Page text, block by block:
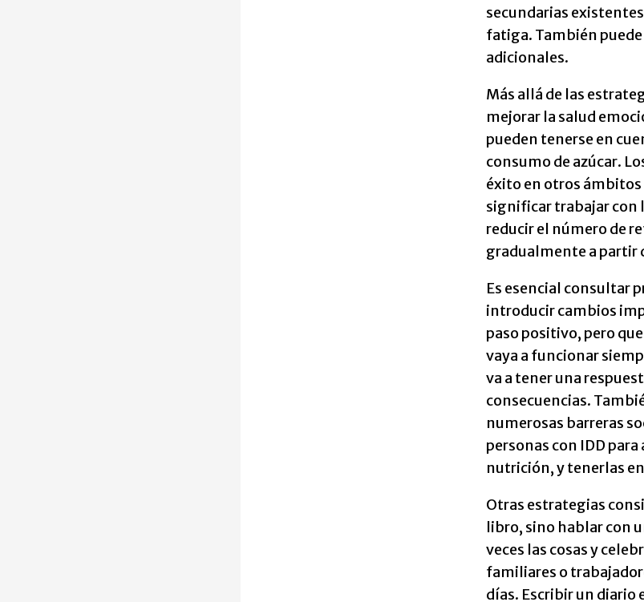
secundarias
fatiga. También
adicionales.
Más allá de las
mejorar la salud
pueden tenerse en
consumo de azúcar.
éxito en otros ámbitos
significar trabajar con
reducir el número de
gradualmente a partir
Es esencial consultar
introducir cambios
paso positivo, pero
vaya a funcionar
va a tener una
consecuencias.
numerosas barreras
personas con IDD
nutrición, y tenerlas
Otras estrategias
libro, sino hablar con
veces las cosas y
familiares o
días. Escribir un diario